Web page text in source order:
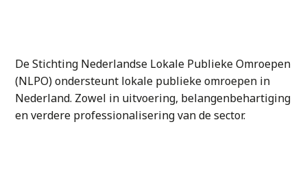
De Stichting Nederlandse Lokale Publieke Omroepen
(NLPO) ondersteunt lokale publieke omroepen in
Nederland. Zowel in uitvoering, belangenbehartiging
en verdere professionalisering van de sector.